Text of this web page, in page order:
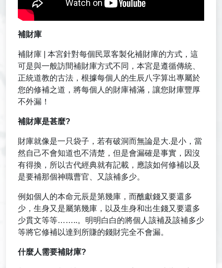
補財庫
補財庫 | 本宮針對每個民眾客製化補財庫的方式，這
可是與一般訪間補財庫方式不同，本宮是遵循傳統、
正統道教的古法，根據每個人的生辰八字算出專屬於
您的修補之道，將每個人的財庫補滿，讓您財庫豐厚
不外漏！
補財庫是甚麼?
財庫就像是一只袋子，若有破洞而無論是大.是小，當
然自己不會知道也不清楚，但是會漏確是事實，因沒
有得換，所以古代經典就有記載，應該如何修補以及
是要補那個神職曹官、又該補多少。
例如個人的本命元辰是第幾庫，而醮獻錢又要還多
少，生身又是屬第幾庫，以及生身和出生錢又要還多
少貫文等等……..。明明白白的將個人該補及該補多少
等將它修補以達到所賺的錢財完全不會漏。
什麼人需要補財庫?